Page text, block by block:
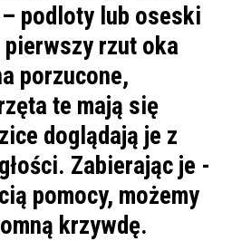
podloty lub oseski
rzut oka
porzucone,
te mają się
doglądają je z
Zabierając je -
pomocy, możemy
krzywdę.